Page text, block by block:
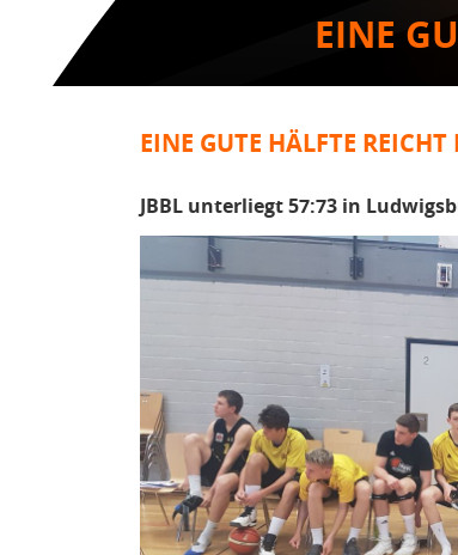
EINE
EINE GUTE HÄLFTE
JBBL unterliegt 57:73 in